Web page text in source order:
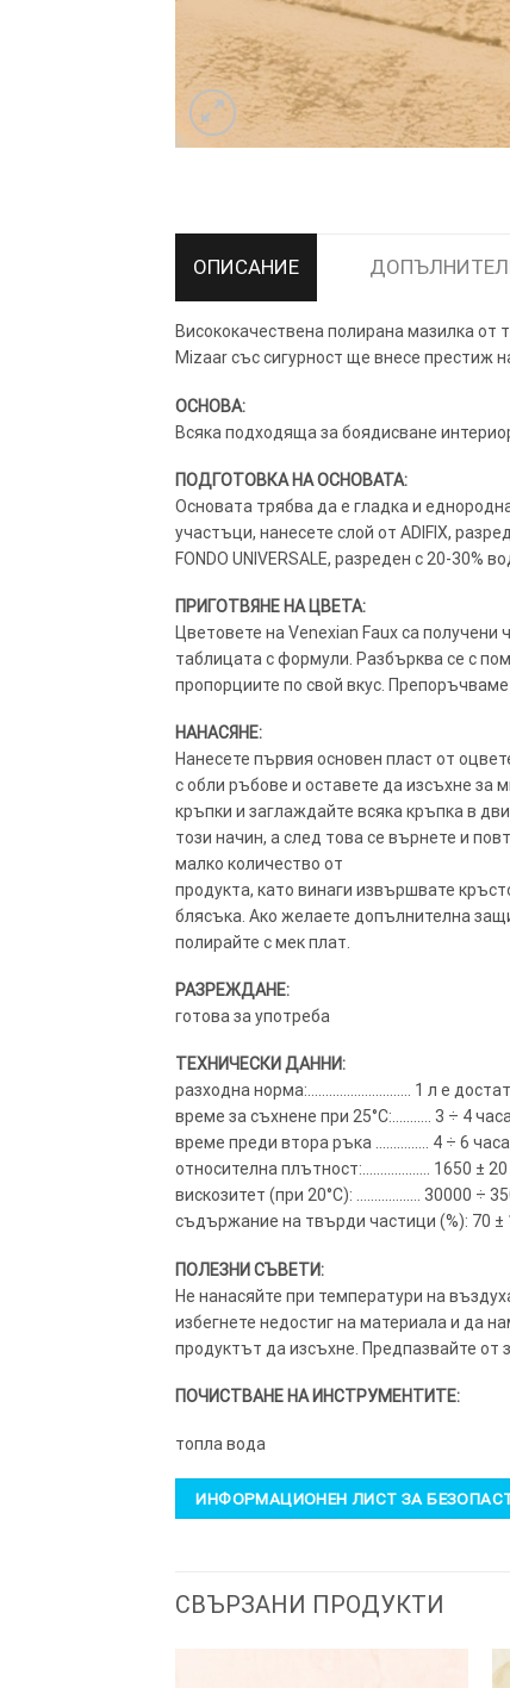
ОПИСАНИЕ
Висококачествена полирана мазилка от
Mizaar със сигурност ще внесе престиж
ОСНОВА:
Всяка подходяща за боядисване
ПОДГОТОВКА НА ОСНОВАТА:
Основата трябва да е гладка и
участъци, нанесете слой от ADIFIX,
FONDO UNIVERSALE, разреден с 20-30%
ПРИГОТВЯНЕ НА ЦВЕТА:
Цветовете на Venexian Faux са
таблицата с формули. Разбърква се с
пропорциите по свой вкус.
НАНАСЯНЕ:
Нанесете първия основен пласт от
с обли ръбове и оставете да изсъхне
кръпки и заглаждайте всяка кръпка в
този начин, а след това се върнете и
малко количество от
продукта, като винаги извършвате
блясъка. Ако желаете допълнителна
полирайте с мек плат.
РАЗРЕЖДАНЕ:
готова за употреба
ТЕХНИЧЕСКИ ДАННИ:
разходна норма:……………………….. 1 л е
време за съхнене при 25°C:……….. 3 ÷ 4
време преди втора ръка …………… 4 ÷ 6 часа
относителна плътност:………………. 1650 ± 20
вискозитет (при 20°C): ……………… 30000 ÷
съдържание на твърди частици (%): 70 ±
ПОЛЕЗНИ СЪВЕТИ:
Не нанасяйте при температури на
избегнете недостиг на материала и да
продуктът да изсъхне. Предпазвайте от
ПОЧИСТВАНЕ НА ИНСТРУМЕНТИТЕ:
топла вода
ИНФОРМАЦИОНЕН ЛИСТ ЗА
СВЪРЗАНИ ПРОДУКТИ
ПОВЕЧЕ ИНФОРМАЦИЯ
НАМЕРИТЕ ТУК.
ОПЦИИ